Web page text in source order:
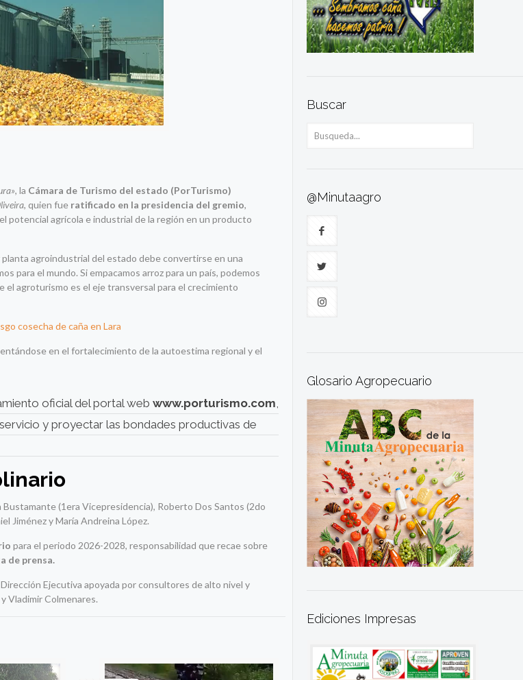
, la Cámara de Turismo del estado (PorTurismo)
, quien fue ratificado en la presidencia del gremio,
potencial agrícola e industrial de la región en un producto
agroindustrial del estado debe convertirse en una
para el mundo. Si empacamos arroz para un país, podemos
el agroturismo es el eje transversal para el crecimiento
cosecha de caña en Lara
en el fortalecimiento de la autoestima regional y el
oficial del portal webwww.porturismo.com,
y proyectar las bondades productivas de
(1era Vicepresidencia), Roberto Dos Santos (2do
Jiménez y María Andreina López.
para el periodo 2026-2028, responsabilidad que recae sobre
de prensa.
Ejecutiva apoyada por consultores de alto nivel y
Vladimir Colmenares.
Buscar
@Minutaagro
Glosario Agropecuario
Ediciones Impresas